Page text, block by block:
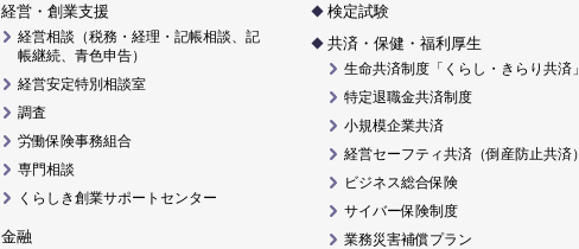
経営・創業支援
経営相談（税務・経理・記帳相談、記
帳継続、青色申告）
経営安定特別相談室
調査
労働保険事務組合
専門相談
くらしき創業サポートセンター
金融
検定試験
共済・保健・福利厚生
生命共済制度「くらし・きらり共済」
特定退職金共済制度
小規模企業共済
経営セーフティ共済（倒産防止共済）
ビジネス総合保険
サイバー保険制度
業務災害補償プラン